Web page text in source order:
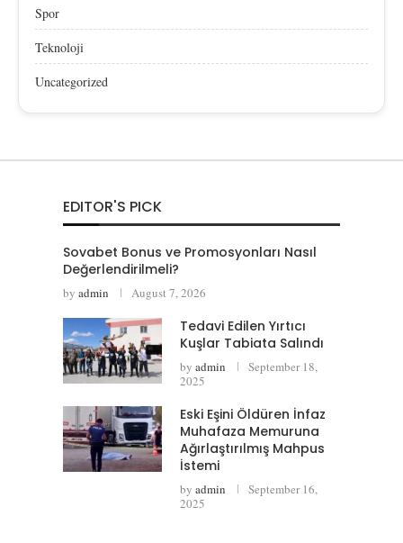
Spor
Teknoloji
Uncategorized
EDITOR'S PICK
Sovabet Bonus ve Promosyonları Nasıl
Değerlendirilmeli?
by admin August 7, 2026
Tedavi Edilen Yırtıcı
Kuşlar Tabiata Salındı
by admin
September 18,
2025
Eski Eşini Öldüren İnfaz
Muhafaza Memuruna
Ağırlaştırılmış Mahpus
İstemi
by admin
September 16,
2025